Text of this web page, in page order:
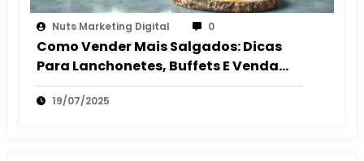
Nuts Marketing Digital 0
Como Vender Mais Salgados: Dicas
Para Lanchonetes, Buffets E Venda
Autônoma
19/07/2025